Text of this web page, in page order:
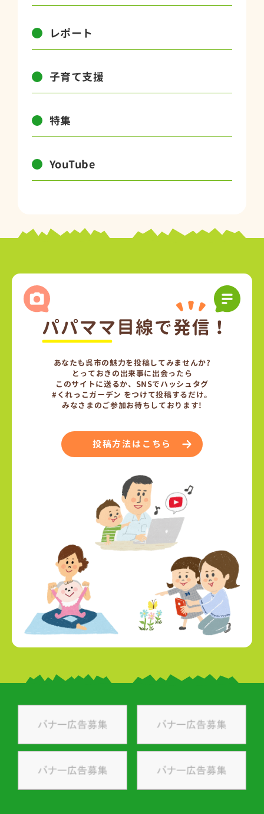
レポート
子育て支援
特集
YouTube
あなたも呉市の魅力を投稿してみませんか?
とっておきの出来事に出会ったら
このサイトに送るか、SNSでハッシュタグ
#くれっこガーデン をつけて投稿するだけ。
みなさまのご参加お待ちしております!
投稿方法はこちら